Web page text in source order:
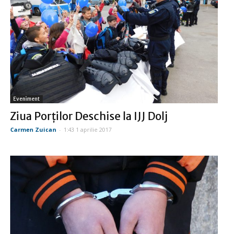
Eveniment
Ziua Porţilor Deschise la IJJ Dolj
Carmen Zuican - 1:43 1 aprilie 2017